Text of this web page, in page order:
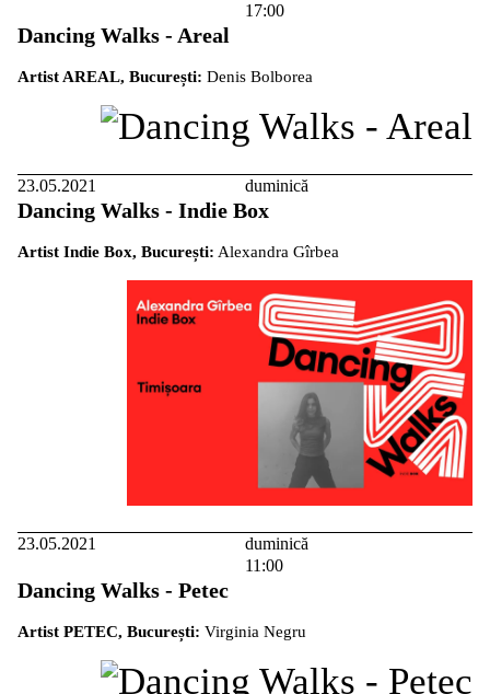
17:00
Dancing Walks - Areal
Artist AREAL, București: Denis Bolborea
23.05.2021 duminică
Dancing Walks - Indie Box
Artist Indie Box, București: Alexandra Gîrbea
23.05.2021
duminică
11:00
Dancing Walks - Petec
Artist PETEC, București: Virginia Negru